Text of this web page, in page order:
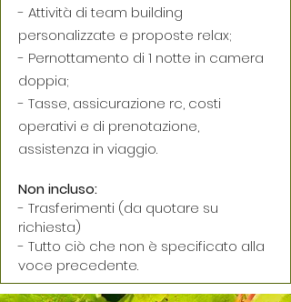
- Attività di team building
personalizzate e proposte relax;
- Pernottamento di 1 notte in camera
doppia;
- Tasse, assicurazione rc, costi
operativi e di prenotazione,
assistenza in viaggio.
Non incluso:
- Trasferimenti (da quotare su
richiesta)
- Tutto ciò che non è specificato alla
voce precedente.